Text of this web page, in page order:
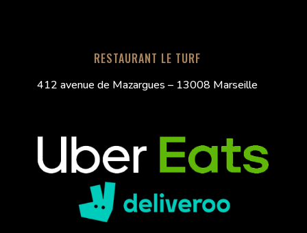
RESTAURANT LE TURF
412 avenue de Mazargues – 13008 Marseille